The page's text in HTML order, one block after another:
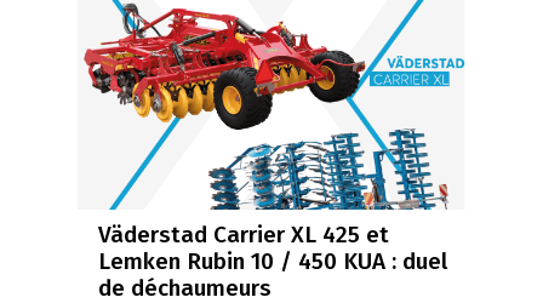
Väderstad Carrier XL 425 et
Lemken Rubin 10 / 450 KUA : duel
de déchaumeurs